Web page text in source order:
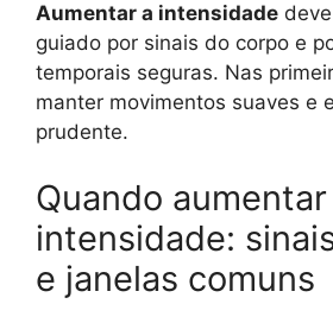
Aumentar a intensidade
guiado por sinais do corpo e
temporais seguras. Nas
manter movimentos suaves e
prudente.
Quando aumentar
intensidade:
e janelas comuns